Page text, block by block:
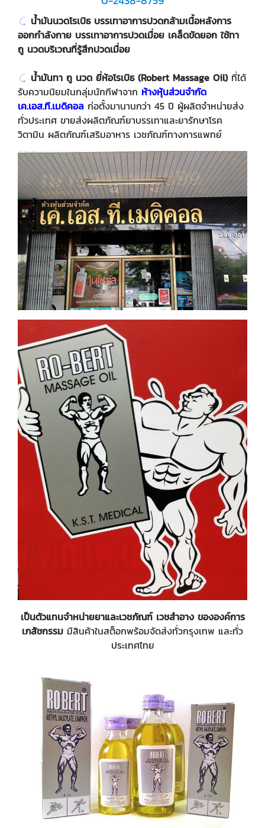
น้ำมันนวดโรเบิธ บรรเทาอาการปวดกล้ามเนื้อหลังการ
ออกกำลังกาย บรรเทาอาการปวดเมื่อย เคล็ดขัดยอก ใช้ทา
ถู นวดบริเวณที่รู้สึกปวดเมื่อย
​น้ำมันทา ถู นวด ยี่ห้อโรเบิธ (Robert Massage Oil) ที่ได้
รับความนิยมในกลุ่มนักกีฬาจาก ห้างหุ้นส่วนจำกัด
เค.เอส.ที.เมดิคอล ก่อตั้งมานานกว่า 45 ปี ผู้ผลิตจำหน่ายส่ง
ทั่วประเทศ ขายส่งผลิตภัณฑ์ยาบรรเทาและยารักษาโรค
วิตามิน ผลิตภัณฑ์เสริมอาหาร เวชภัณฑ์ทางการแพทย์
เป็นตัวแทนจำหน่ายยาและเวชภัณฑ์ เวชสำอาง ขององค์การ
เภสัชกรรม มีสินค้าในสต็อกพร้อมจัดส่งทั่วกรุงเทพ และทั่ว
ประเทศไทย